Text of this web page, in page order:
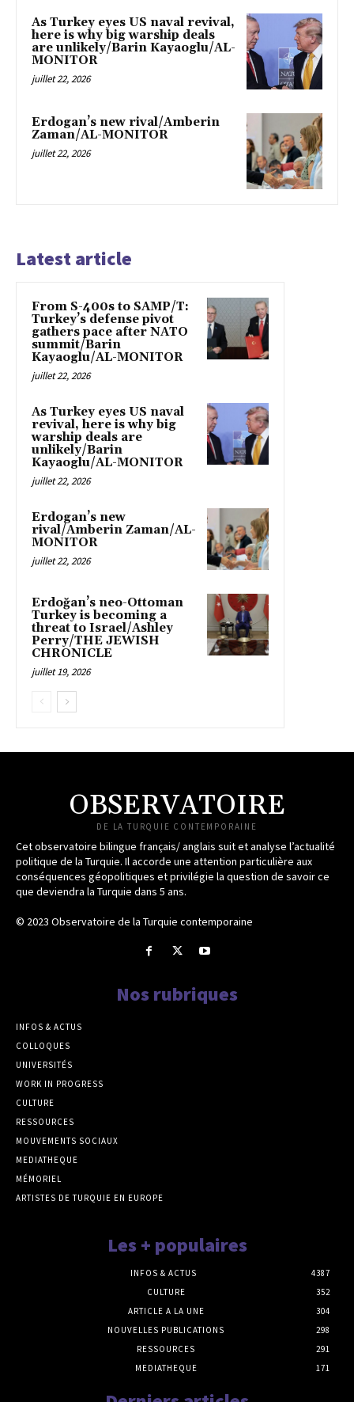
As Turkey eyes US naval revival,
here is why big warship deals
are unlikely/Barin Kayaoglu/AL-
MONITOR
juillet 22, 2026
Erdogan’s new rival/Amberin
Zaman/AL-MONITOR
juillet 22, 2026
Latest article
From S-400s to SAMP/T:
Turkey’s defense pivot
gathers pace after NATO
summit/Barin
Kayaoglu/AL-MONITOR
juillet 22, 2026
As Turkey eyes US naval
revival, here is why big
warship deals are
unlikely/Barin
Kayaoglu/AL-MONITOR
juillet 22, 2026
Erdogan’s new
rival/Amberin Zaman/AL-
MONITOR
juillet 22, 2026
Erdoğan’s neo-Ottoman
Turkey is becoming a
threat to Israel/Ashley
Perry/THE JEWISH
CHRONICLE
juillet 19, 2026
OBSERVATOIRE
DE LA TURQUIE CONTEMPORAINE
Cet observatoire bilingue français/ anglais suit et analyse l’actualité
politique de la Turquie. Il accorde une attention particulière aux
conséquences géopolitiques et privilégie la question de savoir ce
que deviendra la Turquie dans 5 ans.
© 2023 Observatoire de la Turquie contemporaine
Nos rubriques
INFOS & ACTUS
COLLOQUES
UNIVERSITÉS
WORK IN PROGRESS
CULTURE
RESSOURCES
MOUVEMENTS SOCIAUX
MEDIATHEQUE
MÉMORIEL
ARTISTES DE TURQUIE EN EUROPE
Les + populaires
INFOS & ACTUS
4387
CULTURE
352
ARTICLE A LA UNE
304
NOUVELLES PUBLICATIONS
298
RESSOURCES
291
MEDIATHEQUE
171